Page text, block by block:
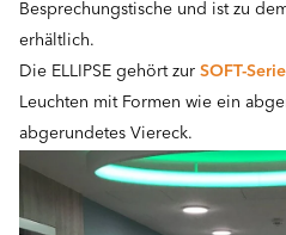
Besprechungstische und ist zu
erhältlich.
Die ELLIPSE gehört zur SOFT-Serie
Leuchten mit Formen wie ein
abgerundetes Viereck.